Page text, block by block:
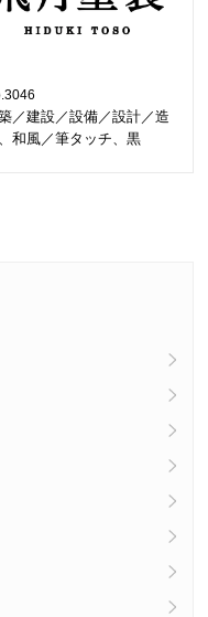
／建設／設備／設計／造
和風／筆タッチ、黒